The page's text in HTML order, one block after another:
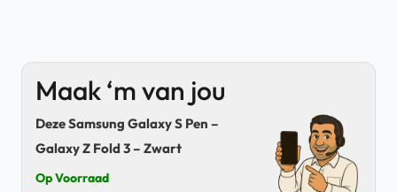
Maak ‘m van jou
Deze Samsung Galaxy S Pen –
Galaxy Z Fold 3 – Zwart
Op Voorraad